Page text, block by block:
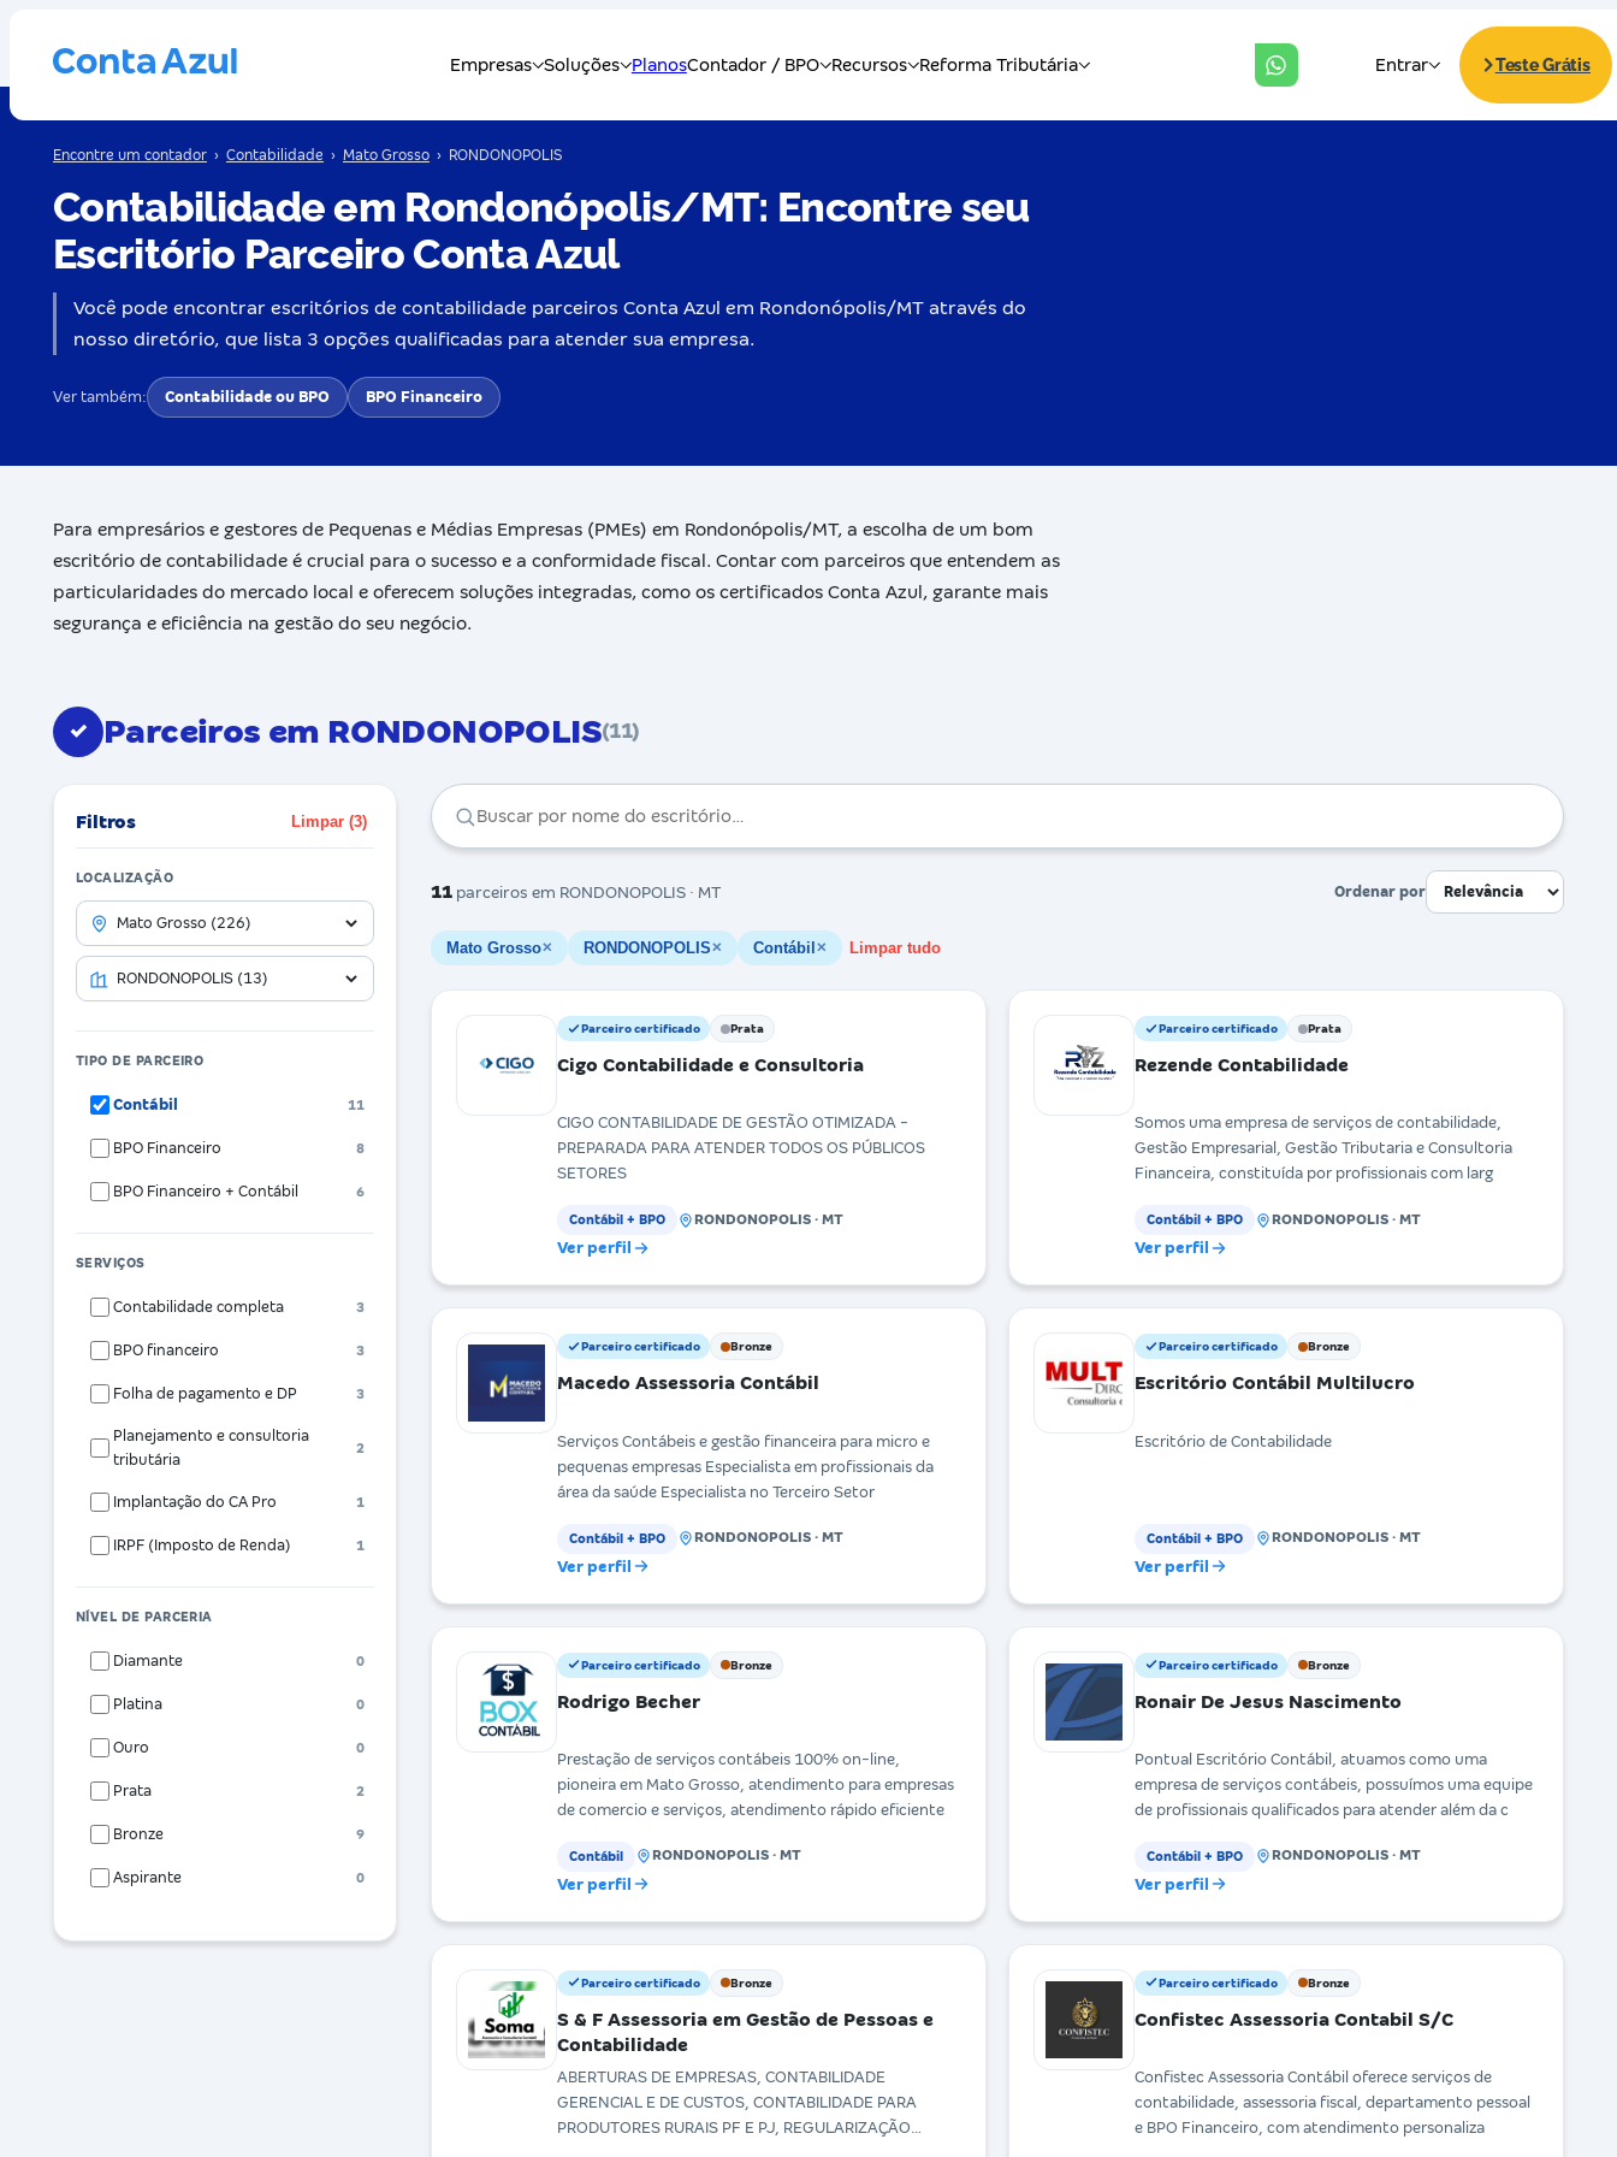
Encontre um contador › Contabilidade › Mato Grosso › RONDONOPOLIS
Contabilidade em Rondonópolis/MT: Encontre seu
Escritório Parceiro Conta Azul
Você pode encontrar escritórios de contabilidade parceiros Conta Azul em Rondonópolis/MT através do
nosso diretório, que lista 3 opções qualificadas para atender sua empresa.
Ver também: Contabilidade ou BPO BPO Financeiro
Para empresários e gestores de Pequenas e Médias Empresas (PMEs) em Rondonópolis/MT, a escolha de um bom
escritório de contabilidade é crucial para o sucesso e a conformidade fiscal. Contar com parceiros que entendem as
particularidades do mercado local e oferecem soluções integradas, como os certificados Conta Azul, garante mais
segurança e eficiência na gestão do seu negócio.
✓ Parceiros em RONDONOPOLIS(11)
Filtros Limpar (3)
LOCALIZAÇÃO
TIPO DE PARCEIRO
Contábil 11
BPO Financeiro 8
BPO Financeiro + Contábil 6
SERVIÇOS
Contabilidade completa 3
BPO financeiro 3
Folha de pagamento e DP 3
Planejamento e consultoria
tributária
2
Implantação do CA Pro 1
IRPF (Imposto de Renda) 1
NÍVEL DE PARCERIA
Diamante 0
Platina 0
Ouro 0
Prata 2
Bronze 9
Aspirante 0
11 parceiros em RONDONOPOLIS · MT Ordenar por
Mato Grosso✕ RONDONOPOLIS✕ Contábil ✕ Limpar tudo
Parceiro certificado Prata
Cigo Contabilidade e Consultoria
CIGO CONTABILIDADE DE GESTÃO OTIMIZADA -
PREPARADA PARA ATENDER TODOS OS PÚBLICOS
SETORES
Contábil + BPO RONDONOPOLIS · MT
Ver perfil
Parceiro certificado Prata
Rezende Contabilidade
Somos uma empresa de serviços de contabilidade,
Gestão Empresarial, Gestão Tributaria e Consultoria
Financeira, constituída por profissionais com larg
Contábil + BPO RONDONOPOLIS · MT
Ver perfil
Parceiro certificado Bronze
Macedo Assessoria Contábil
Serviços Contábeis e gestão financeira para micro e
pequenas empresas Especialista em profissionais da
área da saúde Especialista no Terceiro Setor
Contábil + BPO RONDONOPOLIS · MT
Ver perfil
Parceiro certificado Bronze
Escritório Contábil Multilucro
Escritório de Contabilidade
Contábil + BPO RONDONOPOLIS · MT
Ver perfil
Parceiro certificado Bronze
Rodrigo Becher
Prestação de serviços contábeis 100% on-line,
pioneira em Mato Grosso, atendimento para empresas
de comercio e serviços, atendimento rápido eficiente
Contábil RONDONOPOLIS · MT
Ver perfil
Parceiro certificado Bronze
Ronair De Jesus Nascimento
Pontual Escritório Contábil, atuamos como uma
empresa de serviços contábeis, possuímos uma equipe
de profissionais qualificados para atender além da c
Contábil + BPO RONDONOPOLIS · MT
Ver perfil
Parceiro certificado Bronze
S & F Assessoria em Gestão de Pessoas e
Contabilidade
ABERTURAS DE EMPRESAS, CONTABILIDADE
GERENCIAL E DE CUSTOS, CONTABILIDADE PARA
PRODUTORES RURAIS PF E PJ, REGULARIZAÇÃO
Parceiro certificado Bronze
Confistec Assessoria Contabil S/C
Confistec Assessoria Contábil oferece serviços de
contabilidade, assessoria fiscal, departamento pessoal
e BPO Financeiro, com atendimento personaliza